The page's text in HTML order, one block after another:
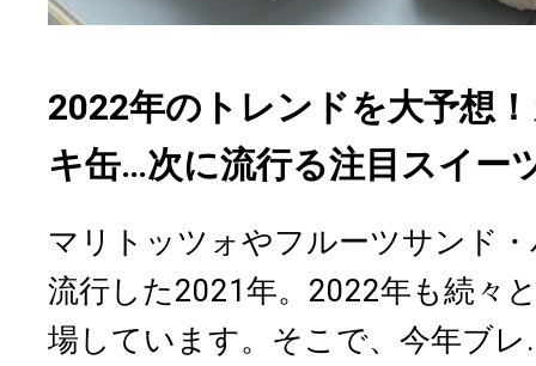
2022年のトレンドを大予想
キ缶…次に流行る注目スイー
マリトッツォやフルーツサンド
流行した2021年。2022年も続々
場しています。そこで、今年ブレ